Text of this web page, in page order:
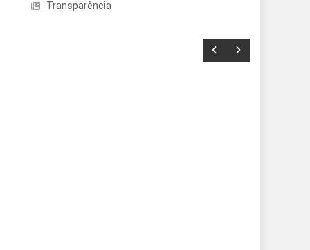
Transparência